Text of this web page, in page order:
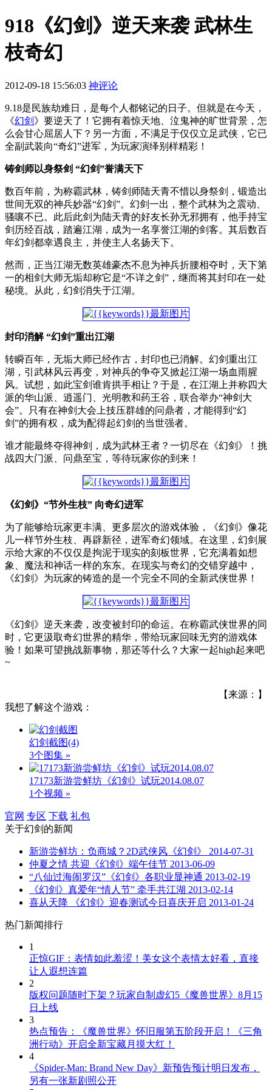
918《幻剑》逆天来袭 武林生
枝奇幻
2012-09-18 15:56:03 神评论
9.18是民族劫难日，是每个人都铭记的日子。但就是在今天，
《幻剑 》要逆天了！它拥有着惊天地、泣鬼神的旷世背景，怎
么会甘心屈居人下？另一方面，不满足于仅仅立足武侠，它已
全副武装向“奇幻”进军，为玩家演绎别样精彩！
铸剑师以身祭剑 “幻剑”誉满天下
数百年前，为称霸武林，铸剑师陆天青不惜以身祭剑，锻造出
世间无双的神兵妙器“幻剑”。幻剑一出，整个武林为之震动、
骚嚷不已。此后此剑为陆天青的好友长孙无邪拥有，他手持宝
剑历经百战，踏遍江湖，成为一名享誉江湖的剑客。其后数百
年幻剑都幸遇良主，并使主人名扬天下。
然而，正当江湖无数英雄豪杰不息为神兵折腰相夺时，天下第
一的相剑大师无垢却称它是“不详之剑”，继而将其封印在一处
秘境。从此，幻剑消失于江湖。
封印消解 “幻剑”重出江湖
转瞬百年，无垢大师已经作古，封印也已消解。幻剑重出江
湖，引武林风云再变，对神兵的争夺又掀起江湖一场血雨腥
风。试想，如此宝剑谁肯拱手相让？于是，在江湖上并称四大
派的华山派、逍遥门、光明教和药王谷，联合举办“神剑大
会”。只有在神剑大会上技压群雄的问鼎者，才能得到“幻
剑”的拥有权，成为配得起幻剑的当世强者。
谁才能最终夺得神剑，成为武林王者？一切尽在《幻剑》！挑
战四大门派、问鼎至宝，等待玩家你的到来！
《幻剑》“节外生枝” 向奇幻进军
为了能够给玩家更丰满、更多层次的游戏体验，《幻剑》像花
儿一样节外生枝、再辟新径，进军奇幻领域。在这里，幻剑展
示给大家的不仅仅是拘泥于现实的刻板世界，它充满着如想
象、魔法和神话一样的东东。在现实与奇幻的交错穿越中，
《幻剑》为玩家的铸造的是一个完全不同的全新武侠世界！
《幻剑》逆天来袭，改变被封印的命运。在称霸武侠世界的同
时，它更汲取奇幻世界的精华，带给玩家回味无穷的游戏体
验！如果可望挑战新事物，那还等什么？大家一起high起来吧
~
【来源：】
我想了解这个游戏：
幻剑截图(4)
3个图集 »
17173新游尝鲜坊《幻剑》试玩2014.08.07
1个视频 »
官网 专区 下载 礼包
关于幻剑 的新闻
新游尝鲜坊：负商城？2D武侠风《幻剑》
2014-07-31
仲夏之情 共迎《幻剑》端午佳节 2013-06-09
“八仙过海闹罗汉”《幻剑》各职业显神通 2013-02-19
《幻剑》真爱年“情人节” 牵手共江湖 2013-02-14
喜从天降 《幻剑》迎春测试今日喜庆开启 2013-01-24
热门新闻排行
1
正惊GIF：表情如此羞涩！美女这个表情太好看，直接
让人遐想连篇
2
版权问题随时下架？玩家自制虚幻5《魔兽世界》8月15
日上线
3
热点预告：《魔兽世界》怀旧服第五阶段开启！《三角
洲行动》开启全新宝藏月摸大红！
4
《Spider-Man: Brand New Day》新预告预计明日发布，
另有一张新剧照公开